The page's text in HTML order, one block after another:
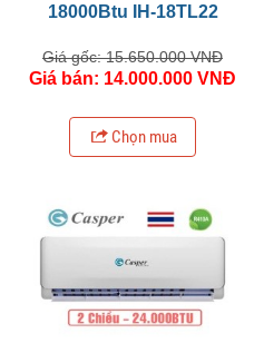
18000Btu IH-18TL22
Giá gốc: 15.650.000 VNĐ
Giá bán: 14.000.000 VNĐ
Chọn mua